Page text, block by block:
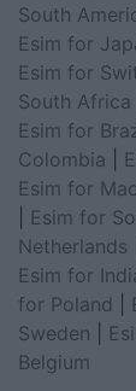
South
Esim for
Esim for
South Africa
Esim for
Colombia
Esim for
Esim for
Netherlands
Esim for
for Poland
Sweden
Belgium